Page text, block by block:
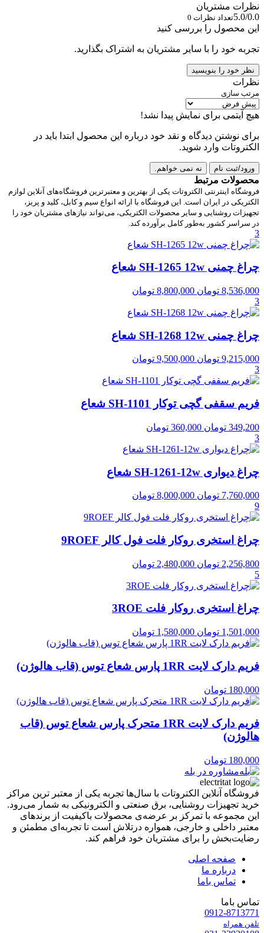
نظرات مشتریان
5.0/0.0تعداد نظرات 0
این محصول را بررسی کنید
تجربه خود را با سایر مشتریان به اشتراک بگذارید.
نظر خود را بنویسید
نظرات
مرتب سازی
هیچ آیتمی برای نمایش پیدا نشد!
برای نوشتن دیدگاه و نقد خود درباره این محصول ابتدا باید در
الکتروتات وارد شوید.
ورود/ثبت نام نه نمی خواهم.
محصولات مرتبط
فروشگاه اینترنتی الکتروتات یکی از بهترین و معتبرترین فروشگاه‌های آنلاین لوازم
الکتریکی در ایران است. این فروشگاه با ارائه انواع سیم و کابل، کلید و پریز،
تجهیزات روشنایی و سایر محصولات الکتریکی، می‌تواند نیازهای مشتریان خود را
در سراسر کشور به‌طور کامل برآورده کند.
3
چراغ چمنی SH-1265 12w شعاع
8,536,000 تومان 8,800,000 تومان
3
چراغ چمنی SH-1268 12w شعاع
9,215,000 تومان 9,500,000 تومان
3
فریم سقفی گچی توکار SH-1101 شعاع
349,200 تومان 360,000 تومان
3
چراغ دیواری SH-1261-12w شعاع
7,760,000 تومان 8,000,000 تومان
9
چراغ استخری روکار فلت فول کالر 9ROEF
2,256,800 تومان 2,480,000 تومان
5
چراغ استخری روکار فلت 3ROE
1,501,000 تومان 1,580,000 تومان
فریم دارک لایت 1RR پارس شعاع توس (قاب هالوژن)
180,000 تومان
فریم دارک لایت 1RR متحرک پارس شعاع توس (قاب
هالوژن)
180,000 تومان
مشاوره در بله
فروشگاه آنلاین الکتروتات با سال‌ها تجربه یکی از معتبر ترین مراکز
خرید تجهیزات روشنایی، برق صنعتی و الکترونیکی به شمار می‌رود.
این مجموعه با تمرکز بر عرضه‌ی محصولات باکیفیت از برندهای
معتبر داخلی و خارجی، همواره درتلاش است تا تجربه‌ای مطمئن و
رضایت‌بخش را برای مشتریان خود فراهم کند.
صفحه اصلی
درباره ما
تماس باما
تماس باما
0912-8713771
تلفن همراه